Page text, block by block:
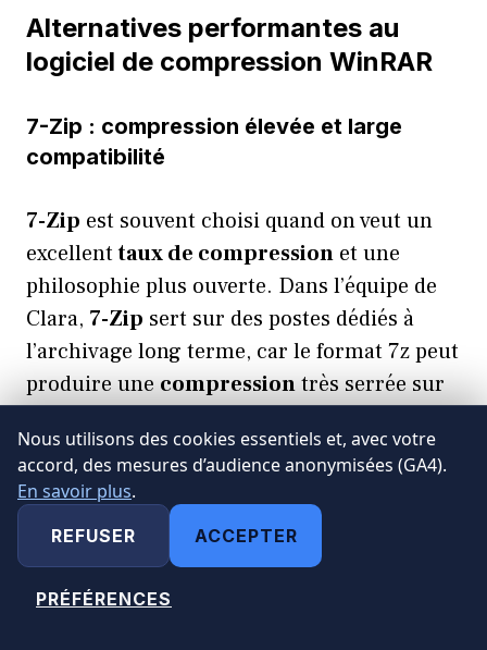
Alternatives performantes au
logiciel de compression WinRAR
7-Zip : compression élevée et large
compatibilité
7-Zip est souvent choisi quand on veut un
excellenttaux de compression et une
philosophie plus ouverte. Dans l’équipe de
Clara, 7-Zip sert sur des postes dédiés à
l’archivage long terme, car le format 7z peut
produire une compressiontrès serrée sur
Techniquement,
(version récente)
compresse notamment en 7z et ZIP, et
décompresse de nombreux formats
Windows, propose une interface
Nous utilisons des cookies essentiels et, avec votre
accord, des mesures d’audience anonymisées (GA4).
En savoir plus.
REFUSER ACCEPTER
PRÉFÉRENCES